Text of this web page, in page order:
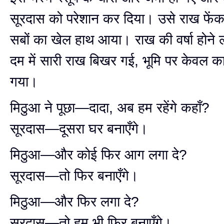
सूरदास को परेशान कर दिया। उसे राख
सबों का खेल हाथ आया। राख की वर्षा
दम में सारी राख बिखर गई, भूमि पर केवल
गया।
मिठुआ ने पूछा—दादा, अब हम रहेंगे कहाँ?
सूरदास—दूसरा घर बनाएँगे।
मिठुआ—और कोई फिर आग लगा दे?
सूरदास—तो फिर बनाएँगे।
मिठुआ—और फिर लगा दे?